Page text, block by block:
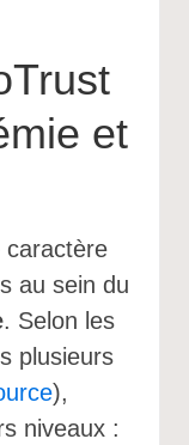
et
caractère
au sein du
. Selon les
plusieurs
),
niveaux :